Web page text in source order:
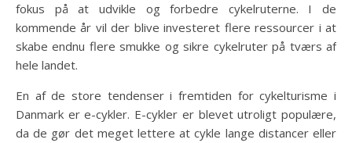
fokus på at udvikle og forbedre cykelruterne. I de
kommende år vil der blive investeret flere ressourcer i at
skabe endnu flere smukke og sikre cykelruter på tværs af
hele landet.
En af de store tendenser i fremtiden for cykelturisme i
Danmark er e-cykler. E-cykler er blevet utroligt populære,
da de gør det meget lettere at cykle lange distancer eller